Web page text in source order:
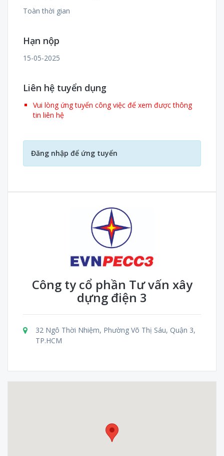
Toàn thời gian
Hạn nộp
15-05-2025
Liên hệ tuyển dụng
Vui lòng ứng tuyển công việc để xem được thông
tin liên hệ
Đăng nhập để ứng tuyển
Công ty cổ phần Tư vấn xây
dựng điện 3
32 Ngô Thời Nhiệm, Phường Võ Thị Sáu, Quận 3,
TP.HCM